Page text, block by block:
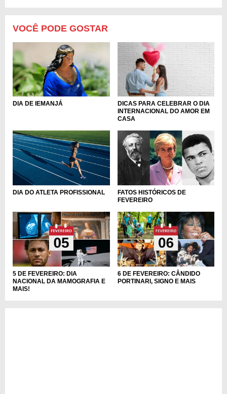
VOCÊ PODE GOSTAR
DIA DE IEMANJÁ
DICAS PARA CELEBRAR O DIA
INTERNACIONAL DO AMOR EM
CASA
DIA DO ATLETA PROFISSIONAL
FATOS HISTÓRICOS DE
FEVEREIRO
5 DE FEVEREIRO: DIA
NACIONAL DA MAMOGRAFIA E
MAIS!
6 DE FEVEREIRO: CÂNDIDO
PORTINARI, SIGNO E MAIS